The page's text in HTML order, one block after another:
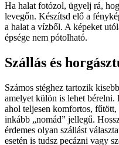
Ha halat fotózol, ügyelj rá,
levegőn. Készítsd elő a
a halat a vízből. A képeket
épsége nem pótolható.
Szállás és
Számos stéghez tartozik
amelyet külön is lehet bérelni.
ahol teljesen komfortos,
inkább „nomád” jellegű.
érdemes olyan szállást
esetén is tudsz pecázni vagy